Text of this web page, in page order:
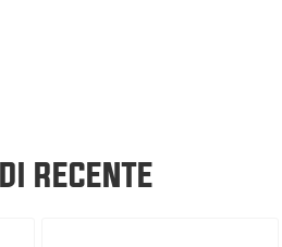
RECENTE